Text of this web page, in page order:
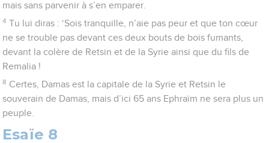
mais sans parvenir à s’en emparer.
4 Tu lui diras : ‘Sois tranquille, n’aie pas peur et que ton cœur
ne se trouble pas devant ces deux bouts de bois fumants,
devant la colère de Retsin et de la Syrie ainsi que du fils de
Remalia !
8 Certes, Damas est la capitale de la Syrie et Retsin le
souverain de Damas, mais d’ici 65 ans Ephraïm ne sera plus un
peuple.
Esaïe 8